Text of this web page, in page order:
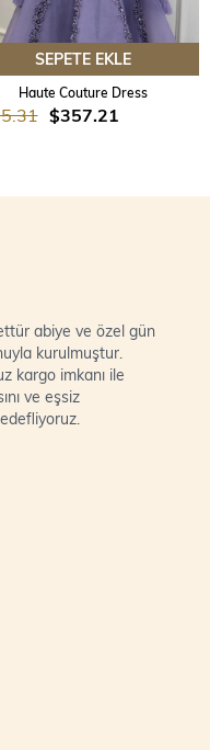
SEPETE EKLE
Haute Couture Dress
$357.21
abiye ve özel gün
kurulmuştur.
kargo imkanı ile
ve eşsiz